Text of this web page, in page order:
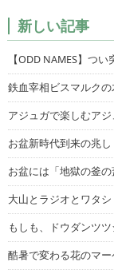
新しい記事
【ODD NAMES】つ
鉄血宰相ビスマルクの
アジュガで楽しむア
お盆新時代到来の兆し
お盆には「地獄の釜の
大山とラジオとワタシ
もしも、ドウダンツ
酷暑で変わる花のマ